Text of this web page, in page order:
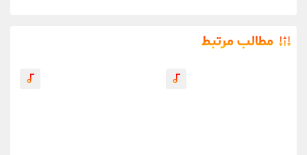
مطالب مرتبط